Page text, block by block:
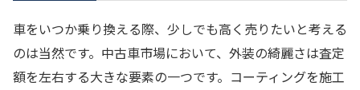
車をいつか乗り換える際、少しでも高く売りたいと考える
のは当然です。中古車市場において、外装の綺麗さは査定
額を左右する大きな要素の一つです。コーティングを施工